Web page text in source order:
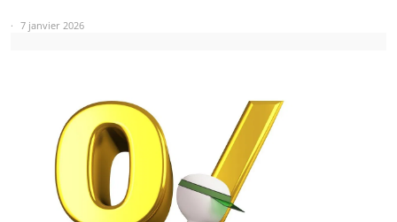
7 janvier 2026